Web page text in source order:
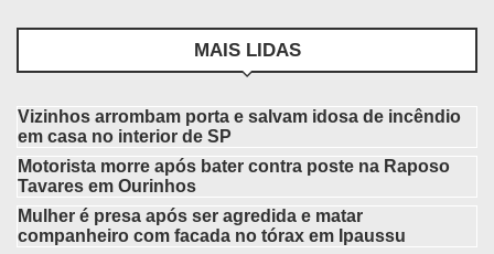
MAIS LIDAS
Vizinhos arrombam porta e salvam idosa de incêndio
em casa no interior de SP
Motorista morre após bater contra poste na Raposo
Tavares em Ourinhos
Mulher é presa após ser agredida e matar
companheiro com facada no tórax em Ipaussu